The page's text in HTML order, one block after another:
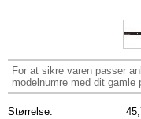
For at sikre varen passer
modelnumre med dit
Størrelse: